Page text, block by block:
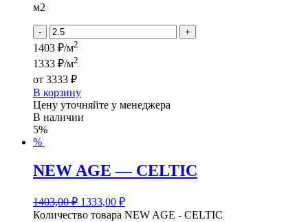
м2
- +
1403 ₽/м2
1333 ₽/м2
от 3333 ₽
В корзину
Цену уточняйте у менеджера
В наличии
5%
%
NEW AGE — CELTIC
1403,00₽ 1333,00 ₽
Количество товара NEW AGE - CELTIC